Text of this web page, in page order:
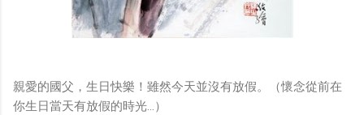
親愛的國父，生日快樂！雖然今天並沒有放假。（懷念從前在
你生日當天有放假的時光…）